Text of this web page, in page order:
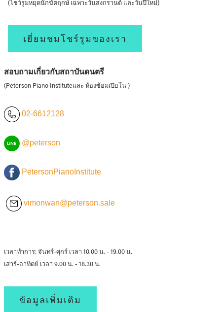
(โชว์รูมหยุดนักขัตฤกษ์ เฉพาะวันสงกรานต์ และวันปีใหม่)
เยี่ยมชมโชร์รูมของเรา
สอบถามเกี่ยวกับสถาบันดนตรี
(Peterson Piano Instituteและ ห้องซ้อมเปียโน )
02-6612128
@peterson
PetersonPianoInstitute
vimonwan@peterson.sale
เวลาทำการ: จันทร์-ศุกร์ เวลา 10.00 น. - 19.00 น.
เสาร์-อาทิตย์ เวลา 9.00 น. - 18.30 น.
ข้อมูลเพิ่มเติม